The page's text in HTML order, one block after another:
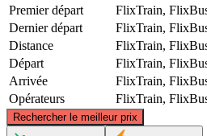
Premier départ
FlixTrain,
Dernier départ
FlixTrain,
Distance
FlixTrain,
Départ
FlixTrain,
Arrivée
FlixTrain,
Opérateurs
FlixTrain,
Rechercher le meilleur prix
©